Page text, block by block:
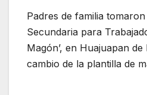
Padres de familia
Secundaria para
Magón’, en Huajuapan
cambio de la plantilla de